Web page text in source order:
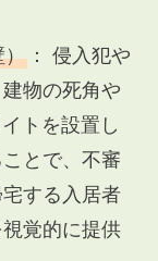
）： 侵入犯や
物の死角や
トを設置し
とで、不審
する入居者
覚的に提供